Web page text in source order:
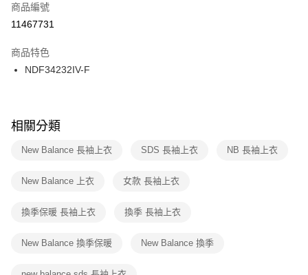
【「AFTEE先享後付」結帳流程】
１．於結帳方式選擇「AFTEE先享後付」後，將跳轉至「AFTEE先享後付」
２．訂單成立數日內，您將收到繳費通知簡訊。
３．收到繳費通知簡訊後14天內，點擊此簡訊中的連結，可透過四大超商／
ATM／網路銀行／等多元方式進行付款，方視為交易完成。
※ 交易是否成功請以「AFTEE先享後付 」之結帳頁面顯示為準，若有關於
是否繳費成功／繳費後需取消欲退款等相關疑問，請聯繫「AFTEE先享後付
客戶支援中心」 https://netprotections.freshdesk.com/support/home
１．透過由恩沛科技股份有限公司提供之「AFTEE先享後付」服務完成之交
權轉讓予恩沛科技股份有限公司。
３．未成年的使用者請事先徵得法定代理人或監護人之同意方可使用
任。
宅配
每筆NT$100，滿NT$1,500(含以上)免運費
付款後門市自取
每筆NT$100，滿NT$1,500(含以上)免運費
商品編號
11467731
商品特色
NDF34232IV-F
相關分類
New Balance 長袖上衣 SDS 長袖上衣 NB 長袖上衣
New Balance 上衣 女款 長袖上衣
換季保暖 長袖上衣 換季 長袖上衣
New Balance 換季保暖 New Balance 換季